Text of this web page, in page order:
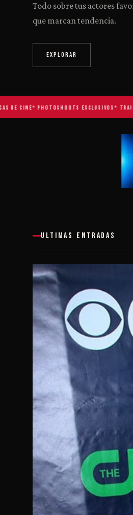
Todo sobre tus actores
que marcan tendencia.
EXPLORAR
CINE * PHOTOSHOOTS EXCLUSIVOS *
ULTIMAS ENTRADAS